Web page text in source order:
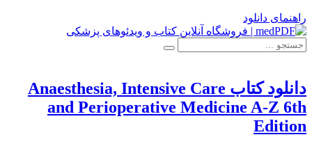
راهنمای دانلود
دانلود کتاب Anaesthesia, Intensive Care
and Perioperative Medicine A-Z 6th
Edition